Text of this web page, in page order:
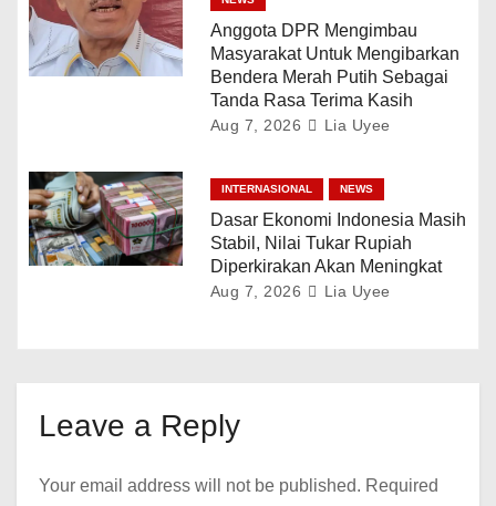
Anggota DPR Mengimbau
Masyarakat Untuk Mengibarkan
Bendera Merah Putih Sebagai
Tanda Rasa Terima Kasih
Aug 7, 2026 Lia Uyee
INTERNASIONAL NEWS
Dasar Ekonomi Indonesia Masih
Stabil, Nilai Tukar Rupiah
Diperkirakan Akan Meningkat
Aug 7, 2026 Lia Uyee
Leave a Reply
Your email address will not be published. Required